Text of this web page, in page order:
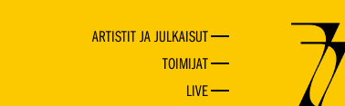
ARTISTIT JA JULKAISUT
TOIMIJAT
LIVE